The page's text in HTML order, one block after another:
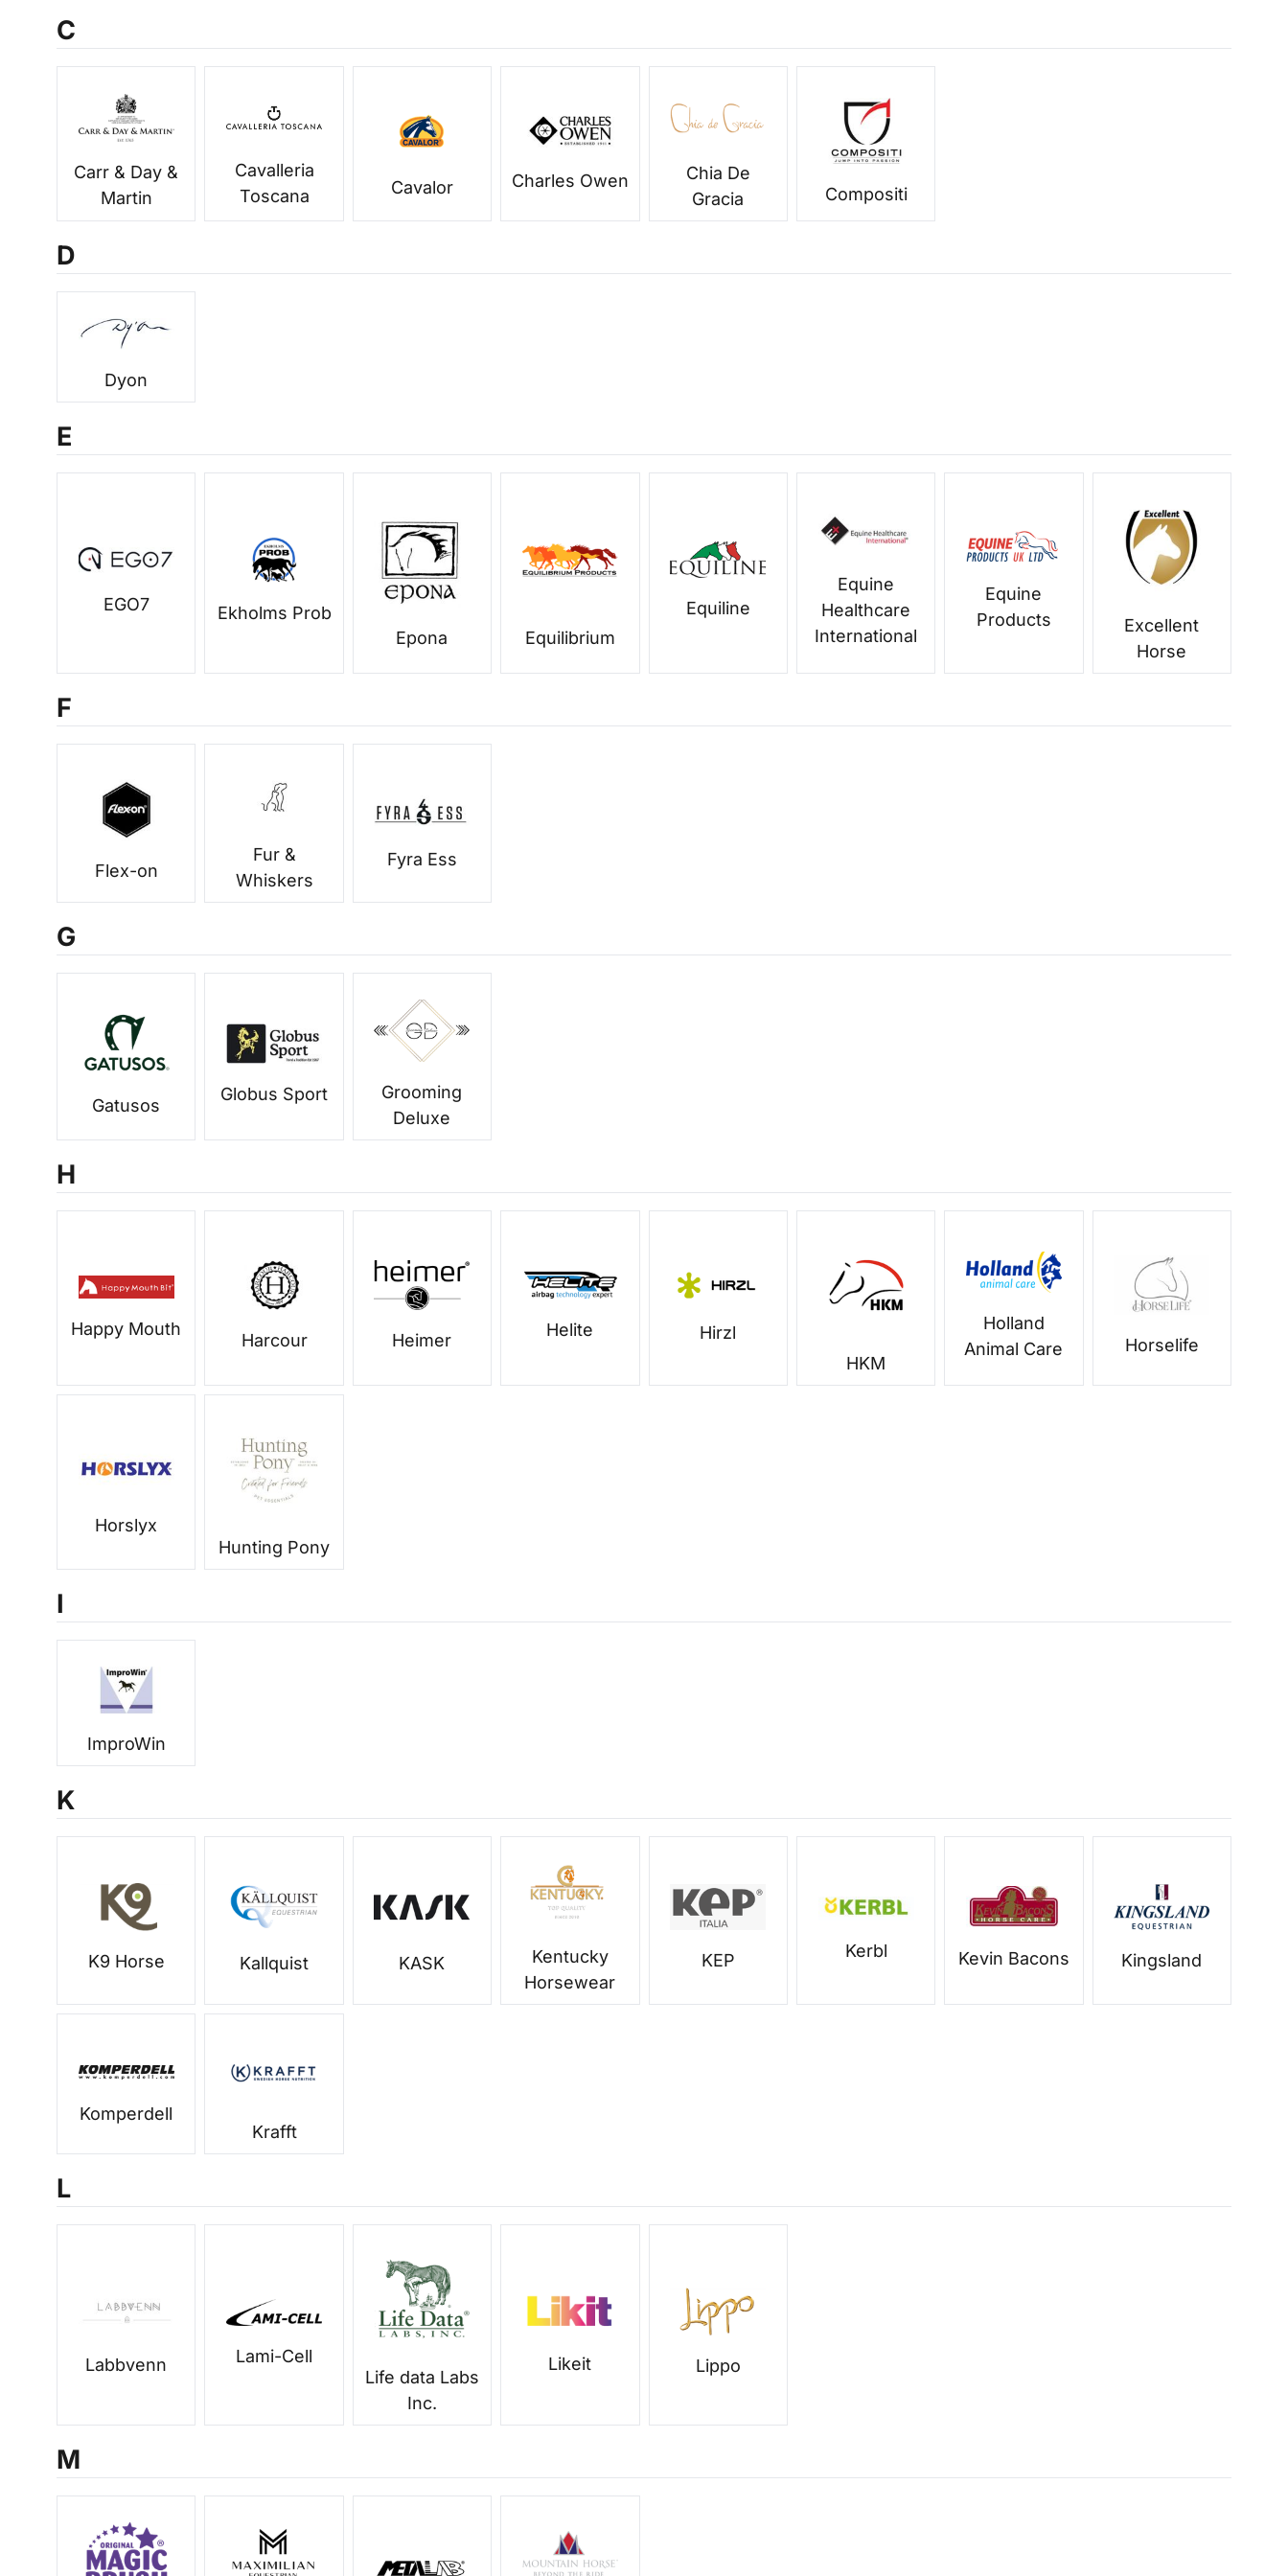
C
Carr & Day &
Martin
Cavalleria
Toscana
Cavalor Charles Owen
Chia De
Gracia
Compositi
D
Dyon
E
EGO7
Ekholms Prob
Epona
Equilibrium
Equiline
Equine
Healthcare
International
Equine
Products
Excellent
Horse
F
Flex-on
Fur &
Whiskers
Fyra Ess
G
Gatusos
Globus Sport
Grooming
Deluxe
H
Happy Mouth
Harcour Heimer
Helite
Hirzl
HKM
Holland
Animal Care
Horselife
Horslyx
Hunting Pony
I
ImproWin
K
K9 Horse Kallquist KASK
Kentucky
Horsewear
KEP Kerbl Kevin Bacons Kingsland
Komperdell
Krafft
L
Labbvenn
Lami-Cell
Life data Labs
Inc.
Likeit Lippo
M